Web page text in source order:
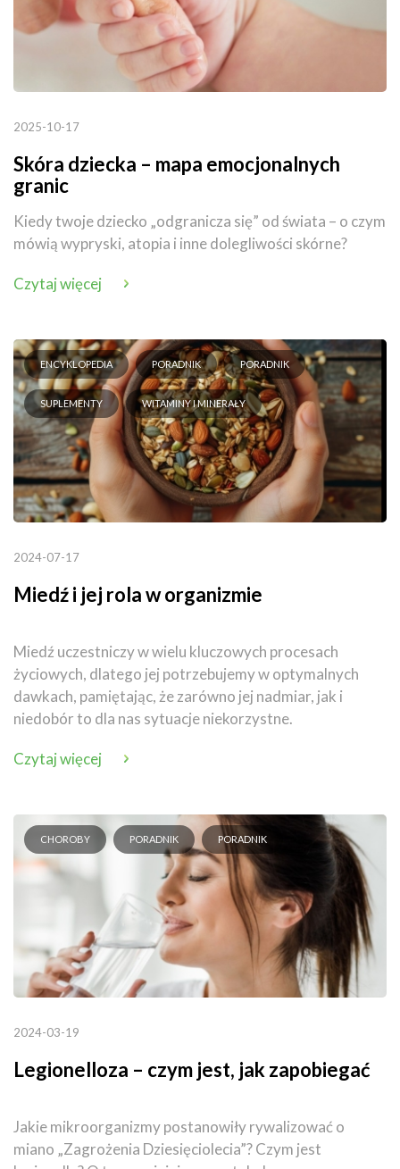
2025-10-17
Skóra dziecka – mapa emocjonalnych
granic
Kiedy twoje dziecko „odgranicza się” od świata – o czym
mówią wypryski, atopia i inne dolegliwości skórne?
Czytaj więcej
ENCYKLOPEDIA PORADNIK PORADNIK
SUPLEMENTY WITAMINY I MINERAŁY
2024-07-17
Miedź i jej rola w organizmie
Miedź uczestniczy w wielu kluczowych procesach
życiowych, dlatego jej potrzebujemy w optymalnych
dawkach, pamiętając, że zarówno jej nadmiar, jak i
niedobór to dla nas sytuacje niekorzystne.
Czytaj więcej
CHOROBY PORADNIK PORADNIK
2024-03-19
Legionelloza – czym jest, jak zapobiegać
Jakie mikroorganizmy postanowiły rywalizować o
miano „Zagrożenia Dziesięciolecia”? Czym jest